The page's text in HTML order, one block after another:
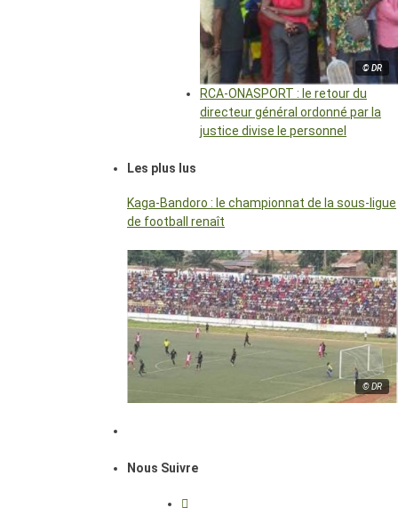
© DR
RCA-ONASPORT : le retour du
directeur général ordonné par la
justice divise le personnel
Les plus lus
Kaga-Bandoro : le championnat de la sous-ligue
de football renaît
© DR
Nous Suivre